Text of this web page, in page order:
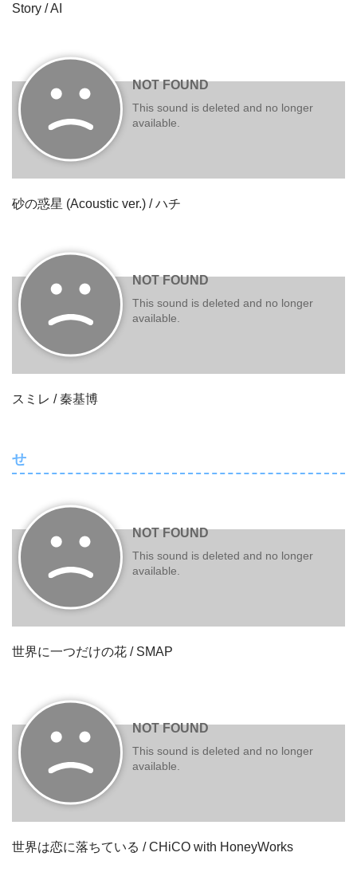
Story / AI
砂の惑星 (Acoustic ver.) / ハチ
スミレ / 秦基博
せ
世界に一つだけの花 / SMAP
世界は恋に落ちている / CHiCO with HoneyWorks